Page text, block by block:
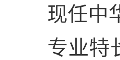
现任中
专业特